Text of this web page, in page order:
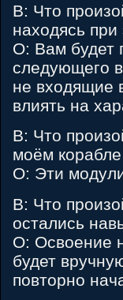
В: Что
находясь
О: Вам будет
следующего
не входящие
влиять на
В: Что
моём
О: Эти
В: Что
остались
О: Освоение
будет
повторно